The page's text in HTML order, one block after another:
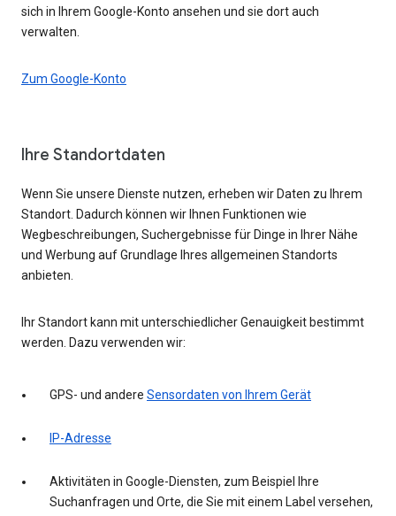
sich in Ihrem Google-Konto ansehen und sie dort auch
verwalten.
Zum Google-Konto
Ihre Standortdaten
Wenn Sie unsere Dienste nutzen, erheben wir Daten zu Ihrem
Standort. Dadurch können wir Ihnen Funktionen wie
Wegbeschreibungen, Suchergebnisse für Dinge in Ihrer Nähe
und Werbung auf Grundlage Ihres allgemeinen Standorts
anbieten.
Ihr Standort kann mit unterschiedlicher Genauigkeit bestimmt
werden. Dazu verwenden wir:
GPS- und andere Sensordaten von Ihrem Gerät
IP-Adresse
Aktivitäten in Google-Diensten, zum Beispiel Ihre
Suchanfragen und Orte, die Sie mit einem Label versehen,